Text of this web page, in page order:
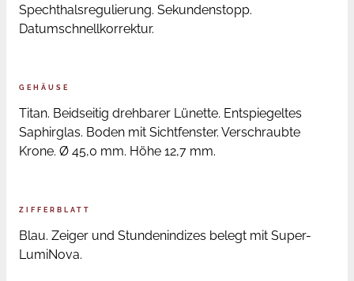
Spechthalsregulierung. Sekundenstopp.
Datumschnellkorrektur.
GEHÄUSE
Titan. Beidseitig drehbarer Lünette. Entspiegeltes
Saphirglas. Boden mit Sichtfenster. Verschraubte
Krone. Ø 45,0 mm. Höhe 12,7 mm.
ZIFFERBLATT
Blau. Zeiger und Stundenindizes belegt mit Super-
LumiNova.